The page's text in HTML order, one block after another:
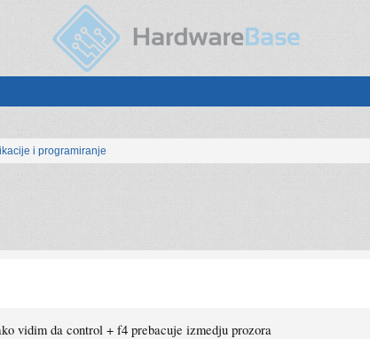
i programiranje
vidim da control + f4 prebacuje izmedju prozora